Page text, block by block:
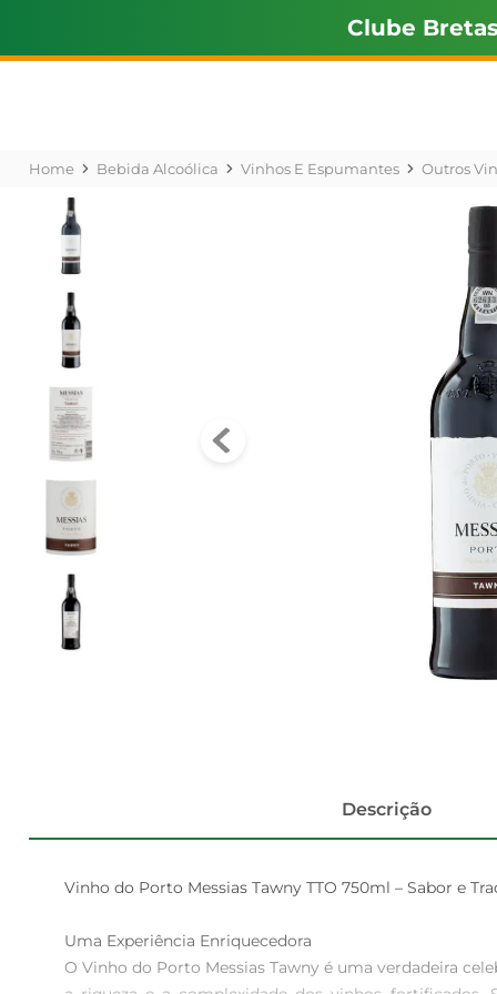
Clube Bretas
Bebida Alcoólica Vinhos E Espumantes Outros
Descrição
Vinho do Porto Messias Tawny TTO 750ml – Sabor e
Uma Experiência Enriquecedora
O Vinho do Porto Messias Tawny é uma verdadeira